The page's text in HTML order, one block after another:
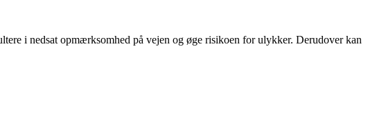
i nedsat opmærksomhed på vejen og øge risikoen for ulykker. Derudover kan